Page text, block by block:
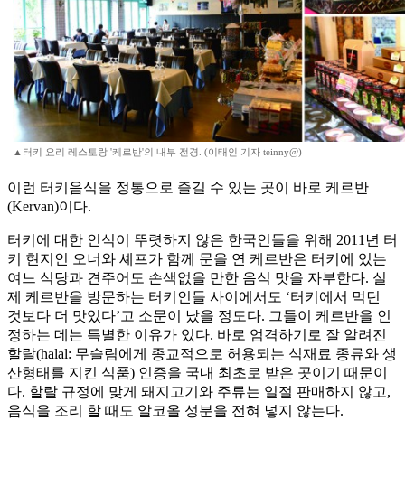
▲터키 요리 레스토랑 '케르반'의 내부 전경. (이태인 기자 teinny@)
이런 터키음식을 정통으로 즐길 수 있는 곳이 바로 케르반
(Kervan)이다.
터키에 대한 인식이 뚜렷하지 않은 한국인들을 위해 2011년 터
키 현지인 오너와 셰프가 함께 문을 연 케르반은 터키에 있는
여느 식당과 견주어도 손색없을 만한 음식 맛을 자부한다. 실
제 케르반을 방문하는 터키인들 사이에서도 ‘터키에서 먹던
것보다 더 맛있다’고 소문이 났을 정도다. 그들이 케르반을 인
정하는 데는 특별한 이유가 있다. 바로 엄격하기로 잘 알려진
할랄(halal: 무슬림에게 종교적으로 허용되는 식재료 종류와 생
산형태를 지킨 식품) 인증을 국내 최초로 받은 곳이기 때문이
다. 할랄 규정에 맞게 돼지고기와 주류는 일절 판매하지 않고,
음식을 조리 할 때도 알코올 성분을 전혀 넣지 않는다.